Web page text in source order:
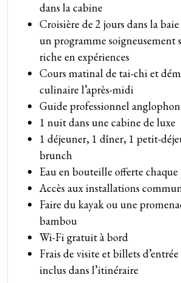
dans la cabine
Croisière de 2 jours dans la
un programme soigneusement
riche en expériences
Cours matinal de tai-chi et
culinaire l’après-midi
Guide professionnel
1 nuit dans une cabine de luxe
1 déjeuner, 1 dîner, 1 petit-
brunch
Eau en bouteille offerte
Accès aux installations
Faire du kayak ou une
bambou
Wi-Fi gratuit à bord
Frais de visite et billets
inclus dans l’itinéraire